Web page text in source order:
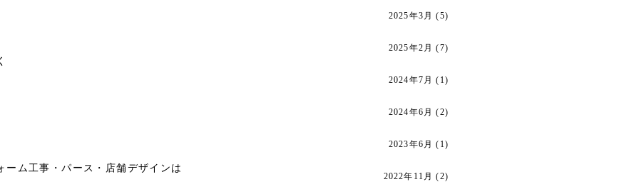
ーム工事・パース・店舗デザインは
2025年3月 (5)
2025年2月 (7)
2024年7月 (1)
2024年6月 (2)
2023年6月 (1)
2022年11月 (2)